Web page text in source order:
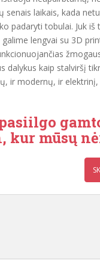
senais laikais, kada
padaryti tobulai. Juk iš
lengvai su 3D
dalykus kaip stalviršį
ir modernų, ir
kur mūsų